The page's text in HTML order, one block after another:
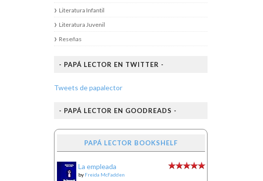
Literatura Infantil
Literatura Juvenil
Reseñas
- PAPÁ LECTOR EN TWITTER -
Tweets de papalector
- PAPÁ LECTOR EN GOODREADS -
PAPÁ LECTOR BOOKSHELF
La empleada
by Freida McFadden